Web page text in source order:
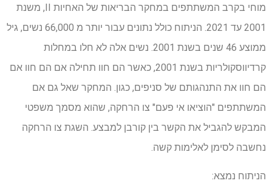
מוחי בקרב המשתתפים במחקר הבריאות של האחיות II, משנת
2001 עד 2021. הניתוח כולל נתונים עבור יותר מ 66,000 נשים, גיל
ממוצע 46 שנים בשנת 2001. נשים אלה לא חלו במחלות
קרדיווסקולריות בשנת 2001, כאשר הם חוו תחילה אם הם חוו אם
הם חוו את התנהגותם של סניפים, כגון. המחקר שאל גם אם
המשתתפים "הוציאו אי פעם" צו הרחקה, שהוא מסמך משפטי
המבקש להגביל את הקשר בין קורבן למבצע. השגת צו הרחקה
נחשבה לסימן לאלימות קשה.
הניתוח נמצא: